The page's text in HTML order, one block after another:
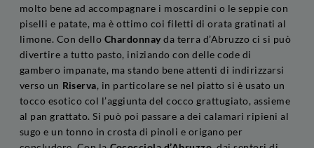
molto bene ad accompagnare i moscardini o le seppie con
piselli e patate, ma è ottimo coi filetti di orata gratinati al
limone. Con dello Chardonnay da terra d’Abruzzo ci si può
divertire a tutto pasto, iniziando con delle code di
gambero impanate, ma stando bene attenti di indirizzarsi
verso un Riserva, in particolare se nel piatto si è usato un
tocco esotico col l’aggiunta del cocco grattugiato, assieme
al pan grattato. Si può poi passare a dei calamari ripieni al
sugo e un tonno in crosta di pinoli e origano per